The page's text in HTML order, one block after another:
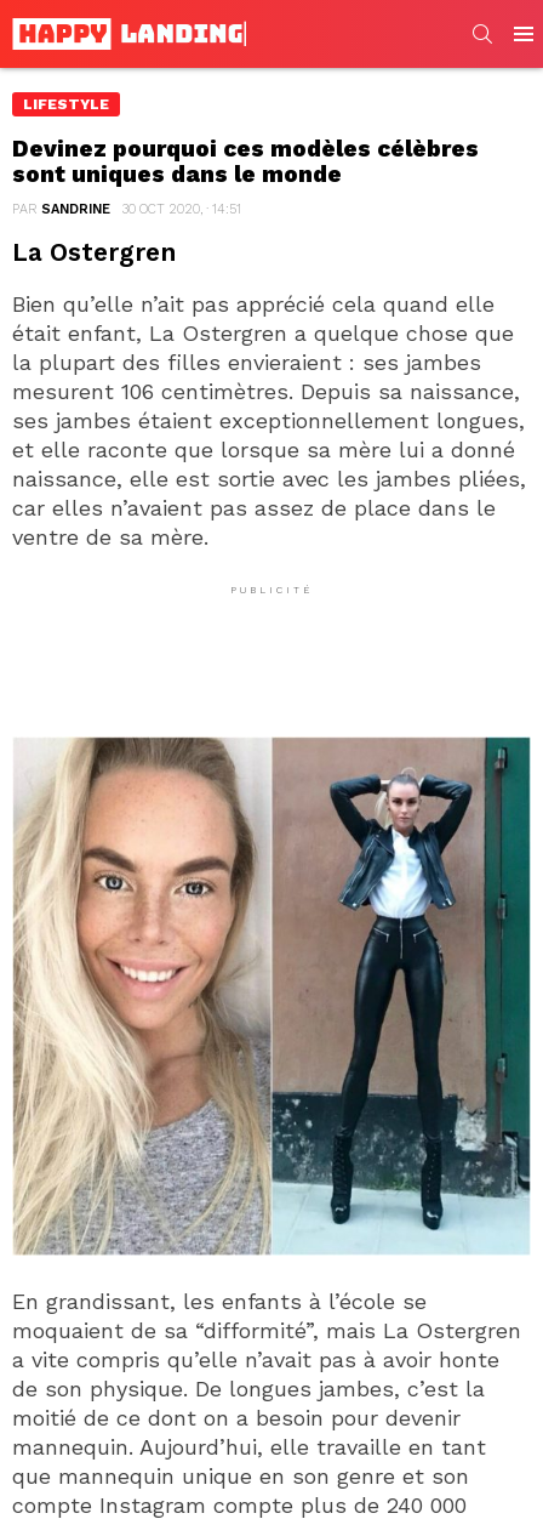
LIFESTYLE
Devinez pourquoi ces modèles célèbres
sont uniques dans le monde
PAR SANDRINE 30 OCT 2020, · 14:51
La Ostergren
Bien qu’elle n’ait pas apprécié cela quand elle
était enfant, La Ostergren a quelque chose que
la plupart des filles envieraient : ses jambes
mesurent 106 centimètres. Depuis sa naissance,
ses jambes étaient exceptionnellement longues,
et elle raconte que lorsque sa mère lui a donné
naissance, elle est sortie avec les jambes pliées,
car elles n’avaient pas assez de place dans le
ventre de sa mère.
PUBLICITÉ
En grandissant, les enfants à l’école se
moquaient de sa “difformité”, mais La Ostergren
a vite compris qu’elle n’avait pas à avoir honte
de son physique. De longues jambes, c’est la
moitié de ce dont on a besoin pour devenir
mannequin. Aujourd’hui, elle travaille en tant
que mannequin unique en son genre et son
compte Instagram compte plus de 240 000